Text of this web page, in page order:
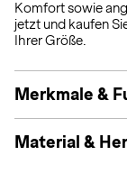
Komfort sowie
jetzt und kaufen
Ihrer Größe.
Merkmale &
Material &